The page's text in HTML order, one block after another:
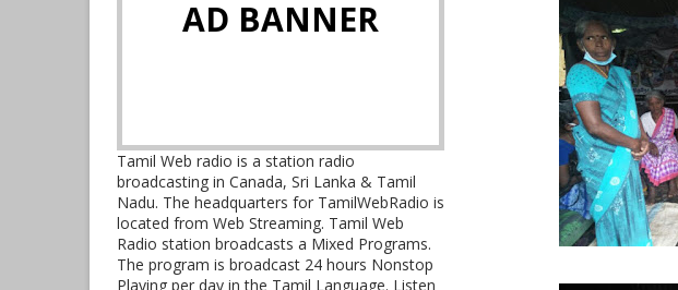
AD BANNER
Tamil Web radio is a station radio
broadcasting in Canada, Sri Lanka & Tamil
Nadu. The headquarters for TamilWebRadio is
located from Web Streaming. Tamil Web
Radio station broadcasts a Mixed Programs.
The program is broadcast 24 hours Nonstop
Playing per day in the Tamil Language. Listen